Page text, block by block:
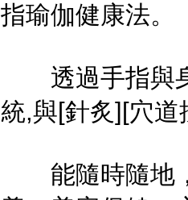
指瑜伽健康法。
透過手指與身
統,與[針炙][穴道
能隨時隨地，